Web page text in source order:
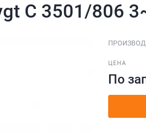
C 3501/806
ЦЕНА
По